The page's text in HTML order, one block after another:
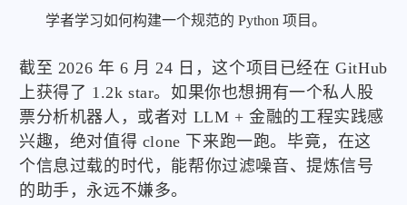
学者学习如何构建一个规范的 Python 项目。
截至 2026 年 6 月 24 日，这个项目已经在 GitHub
上获得了 1.2k star。如果你也想拥有一个私人股
票分析机器人，或者对 LLM + 金融的工程实践感
兴趣，绝对值得 clone 下来跑一跑。毕竟，在这
个信息过载的时代，能帮你过滤噪音、提炼信号
的助手，永远不嫌多。